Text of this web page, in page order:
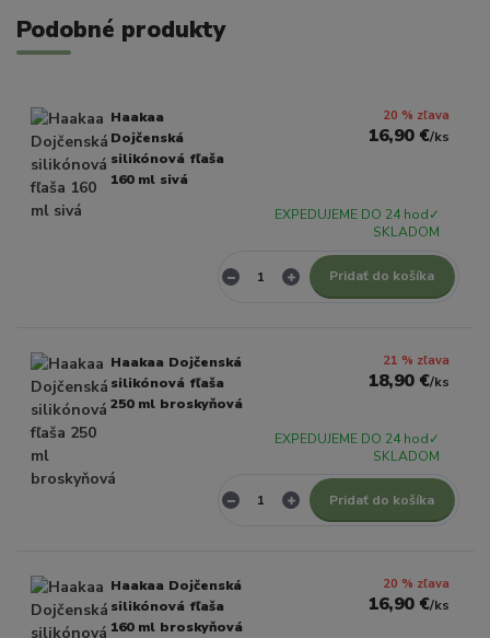
Podobné produkty
Haakaa
Dojčenská
silikónová fľaša
160 ml sivá
20 % zľava
16,90 €/ks
EXPEDUJEME DO 24 hod✓
SKLADOM
Pridať do košíka
Haakaa Dojčenská
silikónová fľaša
250 ml broskyňová
21 % zľava
18,90 €/ks
EXPEDUJEME DO 24 hod✓
SKLADOM
Pridať do košíka
Haakaa Dojčenská
silikónová fľaša
160 ml broskyňová
20 % zľava
16,90 €/ks